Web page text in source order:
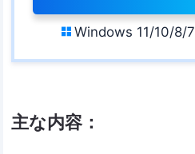
 Windows 11/10/8/7
主な内容：